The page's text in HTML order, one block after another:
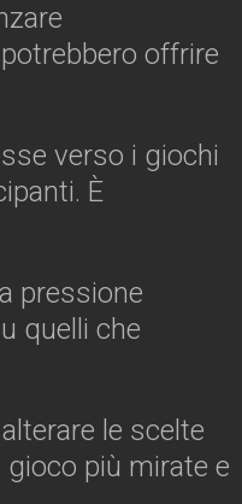
offrire
verso i giochi
È
pressione
quelli che
le scelte
più mirate e